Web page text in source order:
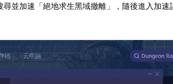
尋並加速「絕地求生黑域撤離」，隨後進入加速